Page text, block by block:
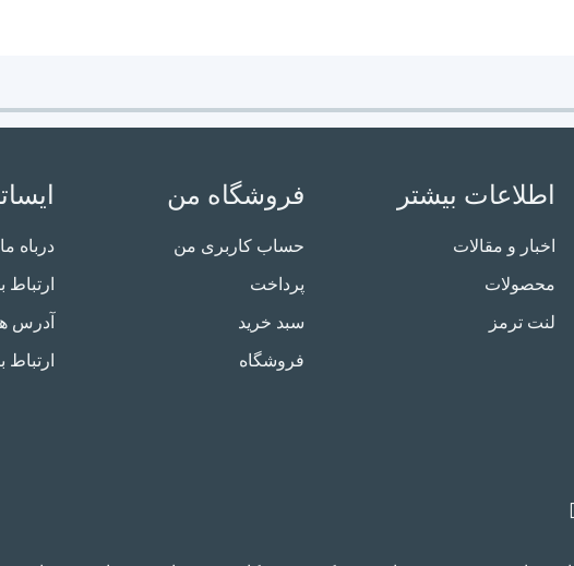
اطلاعات بیشتر
اخبار و مقالات
محصولات
لنت ترمز
فروشگاه من
حساب کاربری من
پرداخت
سبد خرید
فروشگاه
درباه ما
ارتباط
آدرس
ارتباط